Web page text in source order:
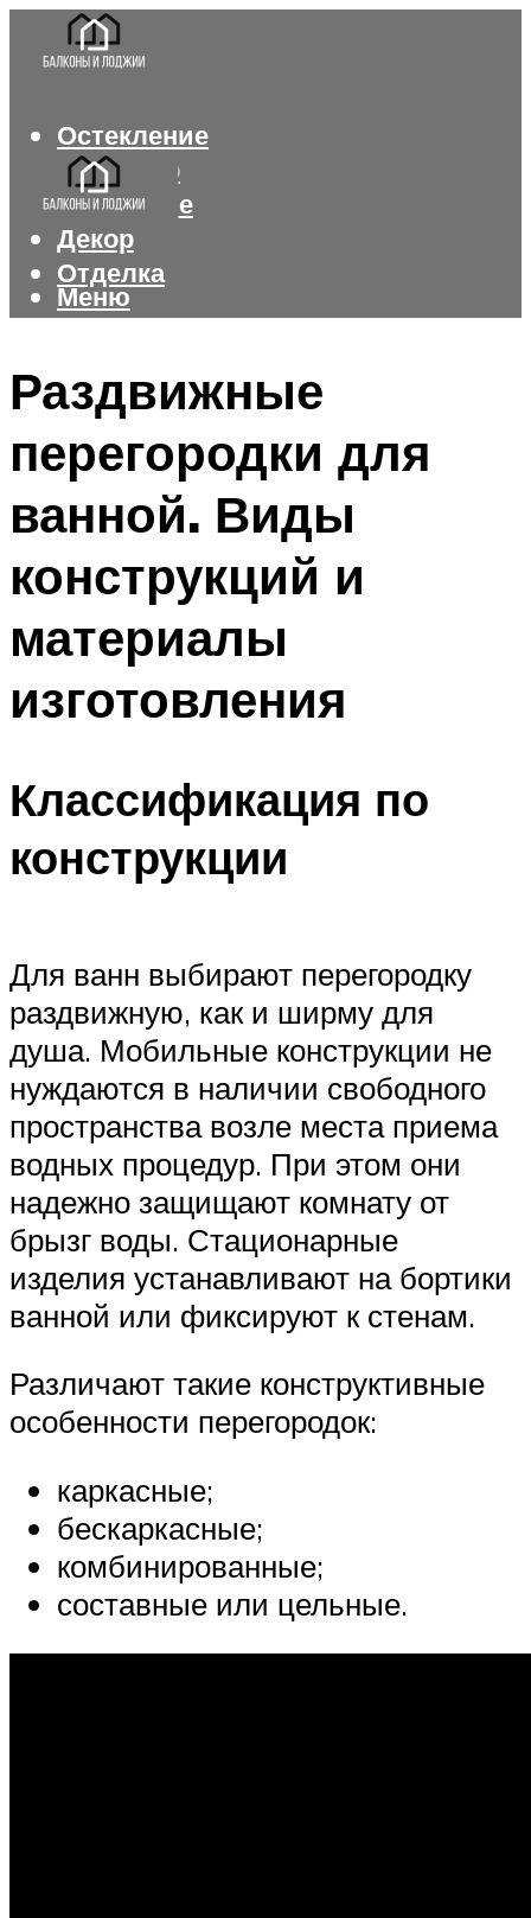
Остекление
Интерьер
Утепление
Декор
Отделка
Меню
Раздвижные
перегородки для
ванной. Виды
конструкций и
материалы
изготовления
Классификация по
конструкции
Для ванн выбирают перегородку
раздвижную, как и ширму для
душа. Мобильные конструкции не
нуждаются в наличии свободного
пространства возле места приема
водных процедур. При этом они
надежно защищают комнату от
брызг воды. Стационарные
изделия устанавливают на бортики
ванной или фиксируют к стенам.
Различают такие конструктивные
особенности перегородок:
каркасные;
бескаркасные;
комбинированные;
составные или цельные.